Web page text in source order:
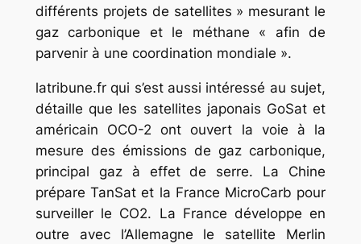
différents projets de satellites » mesurant le
gaz carbonique et le méthane « afin de
parvenir à une coordination mondiale ».
latribune.fr qui s’est aussi intéressé au sujet,
détaille que les satellites japonais GoSat et
américain OCO-2 ont ouvert la voie à la
mesure des émissions de gaz carbonique,
principal gaz à effet de serre. La Chine
prépare TanSat et la France MicroCarb pour
surveiller le CO2. La France développe en
outre avec l’Allemagne le satellite Merlin